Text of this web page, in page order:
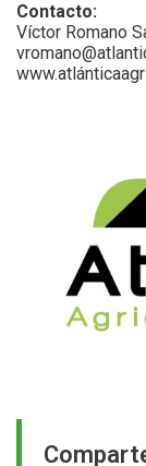
Contacto:
Víctor Romano